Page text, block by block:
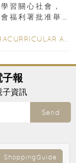
習關心社會，
福利署批准舉
ACTIVITIES
子報
子資訊
Send
ShoppingGuide